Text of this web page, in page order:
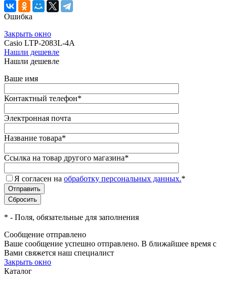
Ошибка
Закрыть окно
Casio LTP-2083L-4A
Нашли дешевле
Нашли дешевле
Ваше имя
Контактный телефон*
Электронная почта
Название товара*
Ссылка на товар другого магазина*
Я согласен на обработку персональных данных.*
* - Поля, обязательные для заполнения
Сообщение отправлено
Ваше сообщение успешно отправлено. В ближайшее время с
Вами свяжется наш специалист
Закрыть окно
Каталог